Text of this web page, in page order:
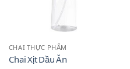
CHAI THỰC PHẨM
Chai Xịt Dầu Ăn